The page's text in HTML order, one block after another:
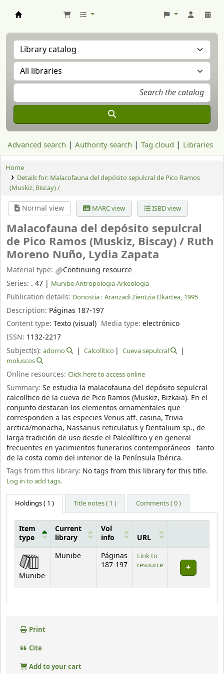
Advanced search Authority search Tag cloud Libraries
Home
Details for: Malacofauna del depósito sepulcral de Pico Ramos
(Muskiz, Biscay) /
Normal view MARC view ISBD view
Malacofauna del depósito sepulcral
de Pico Ramos (Muskiz, Biscay) / Ruth
Moreno Nuño, Lydia Zapata
Material type:
Continuing resource
Series: . 47 | Munibe Antropologia-Arkeologia
Publication details: Donostia : Aranzadi Zientzia Elkartea, 1995
Description: Páginas 187-197
Content type: Texto (visual) Media type:electrónico
ISSN: 1132-2217
Subject(s): adorno Calcolítico
Cueva sepulcral
moluscos
Online resources: Click here to access online
Summary: Se estudia la malacofauna del depósito sepulcral
calcolítico de la cueva de Pico Ramos (Muskiz, Bizkaia). En el
conjunto destacan los elementos ornamentales que
corresponden a las especies Venus aff. casina, Trivia
arctica/monacha, Nassarius reticulatus y Dentalium sp., de
larga tradición de uso desde el Paleolítico y en general
frecuentes en yacimientos funerarios contemporáneos tanto
de la costa como del interior de la Península Ibérica.
Tags from this library: No tags from this library for this title.
Log in to add tags.
Holdings( 1 ) Title notes ( 1 ) Comments ( 0 )
Holdings
Item
type
Current
library
Vol
info
URL
Munibe
Munibe
Páginas
187-197
Link to
resource
Print
Cite
Add to your cart